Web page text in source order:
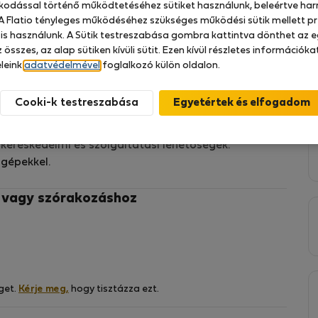
liftes épület 1. emeletén, néhány méterre a
és szolgáltatási lehetőségek.
közelében található, és változatos városi élményt
épületeket tömegközlekedéssel vagy
szórakozáshoz
Kérje meg, hogy tisztázza ezt.
történő működtetéséhez sütiket használunk, beleértve
Flatio tényleges működéséhez szükséges működési sütik mellett
használunk. A Sütik testreszabása gombra kattintva dönthet az
az alap sütiken kívüli sütit. Ezen kívül részletes
adatvédelmével foglalkozó külön oldalon.
Cooki-k testreszabása